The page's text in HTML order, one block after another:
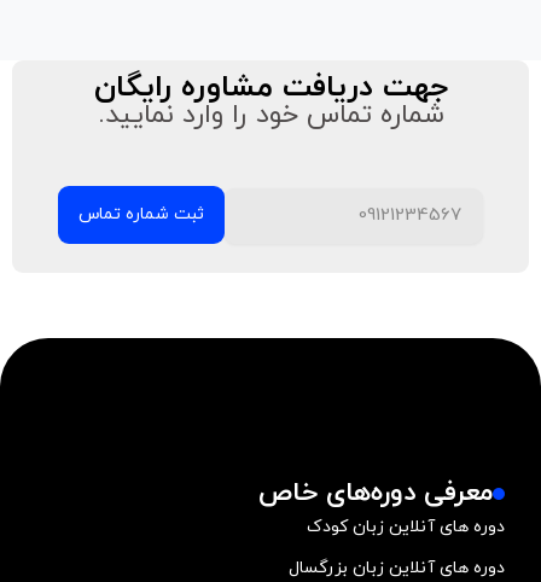
جهت دریافت مشاوره رایگان
شماره تماس خود را وارد نمایید.
معرفی دوره‌های خاص
دوره های آنلاین زبان کودک
دوره های آنلاین زبان بزرگسال